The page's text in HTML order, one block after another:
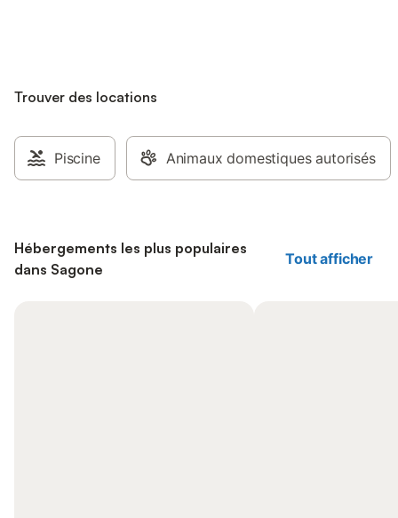
Trouver des locations
Piscine Animaux domestiques autorisés
Hébergements les plus populaires
dans Sagone
Tout afficher